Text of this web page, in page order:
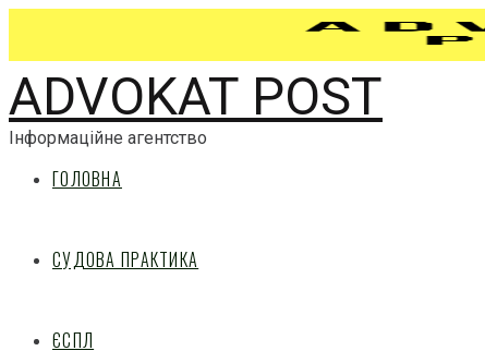
ADVOKAT POST
Інформаційне агентство
ГОЛОВНА
СУДОВА ПРАКТИКА
ЄСПЛ